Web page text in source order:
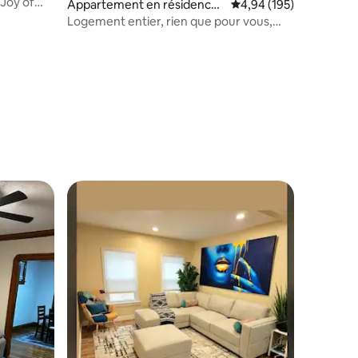
: 4,83 sur 5
Appartement en résidence ⋅
Middletown
Évaluation moyenne
4,94 (195)
Logement entier, rien que pour vous,